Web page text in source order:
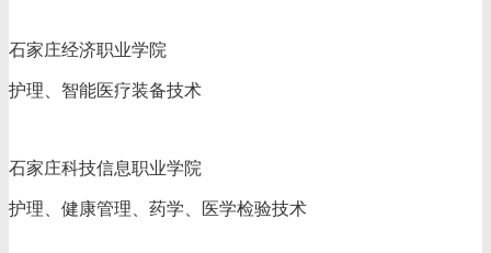
石家庄经济职业学院
护理、智能医疗装备技术
石家庄科技信息职业学院
护理、健康管理、药学、医学检验技术